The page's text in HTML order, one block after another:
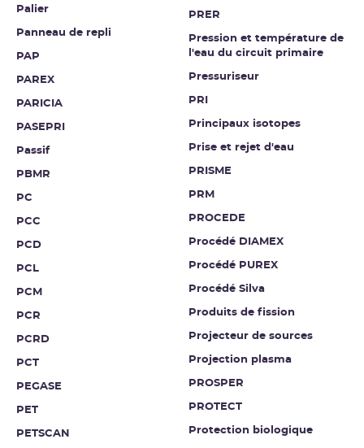
Palier
Panneau de repli
PAP
PAREX
PARICIA
PASEPRI
Passif
PBMR
PC
PCC
PCD
PCL
PCM
PCR
PCRD
PCT
PEGASE
PET
PETSCAN
PRER
Pression et température de
l'eau du circuit primaire
Pressuriseur
PRI
Principaux isotopes
Prise et rejet d'eau
PRISME
PRM
PROCEDE
Procédé DIAMEX
Procédé PUREX
Procédé Silva
Produits de fission
Projecteur de sources
Projection plasma
PROSPER
PROTECT
Protection biologique